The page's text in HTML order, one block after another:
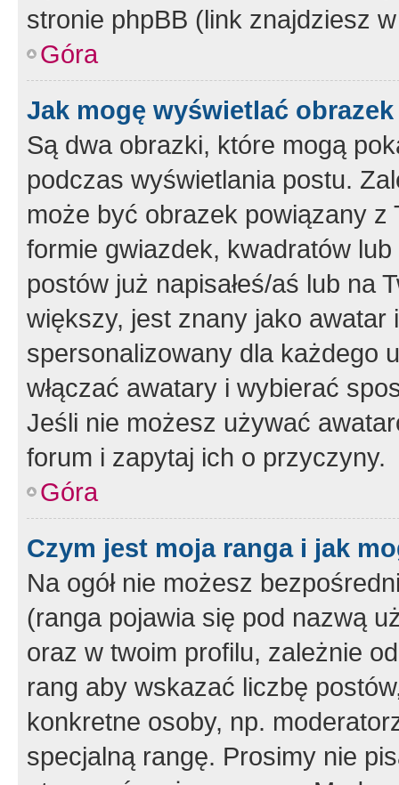
stronie phpBB (link znajdziesz
Góra
Jak mogę wyświetlać
Są dwa obrazki, które mogą
podczas wyświetlania postu.
może być obrazek powiązany z
formie gwiazdek, kwadratów
postów już napisałeś/aś lub na
większy, jest znany jako
spersonalizowany dla każdego
włączać awatary i wybierać
Jeśli nie możesz używać
forum i zapytaj ich o przyczyny.
Góra
Czym jest moja ranga i jak
Na ogół nie możesz
(ranga pojawia się pod nazwą
oraz w twoim profilu, zależnie
rang aby wskazać liczbę
konkretne osoby, np.
specjalną rangę. Prosimy nie